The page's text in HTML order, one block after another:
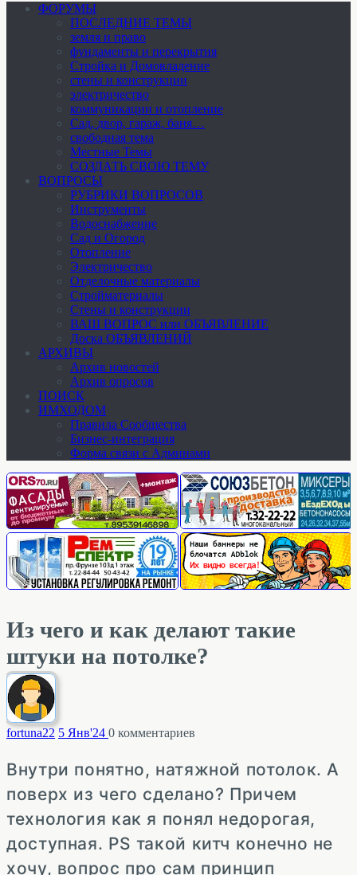
ФОРУМЫ
ПОСЛЕДНИЕ ТЕМЫ
земля и право
фундаменты и перекрытия
Стройка и Домовладение
стены и конструкции
электричество
коммуникации и отопление
Cад, двор, гараж, баня…
свободная тема
Местные Темы
СОЗДАТЬ СВОЮ ТЕМУ
ВОПРОСЫ
РУБРИКИ ВОПРОСОВ
Инструменты
Водоснабжение
Сад и Огород
Отопление
Электричество
Отделочные материалы
Стройматериалы
Стены и конструкции
ВАШ ВОПРОС или ОБЪЯВЛЕНИЕ
Доска ОБЪЯВЛЕНИЙ
АРХИВЫ
Архив новостей
Архив опросов
ПОИСК
ИМХОДОМ
Правила Сообщества
Бизнес-интеграция
Форма связи с Админами
Из чего и как делают такие
штуки на потолке?
fortuna22 5 Янв'24 0 комментариев
Внутри понятно, натяжной потолок. А
поверх из чего сделано? Причем
технология как я понял недорогая,
доступная. PS такой китч конечно не
хочу, вопрос про сам принцип